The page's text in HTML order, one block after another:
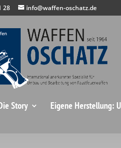
28 info@waffen-oschatz.de
Story Eigene Herstellung: